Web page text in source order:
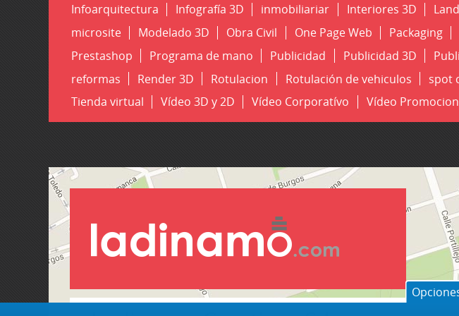
Infoarquitectura
Infografía 3D inmobiliariar Interiores 3D
microsite
Modelado 3D Obra Civil One Page Web Packaging
Prestashop
Programa de mano Publicidad Publicidad 3D
reformas
Render 3D Rotulacion Rotulación de vehiculos spot
Tienda virtual
Vídeo 3D y 2D Vídeo Corporatívo Vídeo